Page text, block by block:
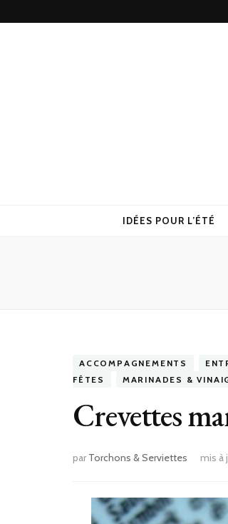
IDÉES POUR L’ÉTÉ
ACCOMPAGNEMENTS
FÊTES
MARINADES &
Crevettes
par Torchons & Serviettes mis à